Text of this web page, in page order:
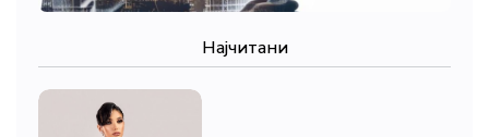
Најчитани